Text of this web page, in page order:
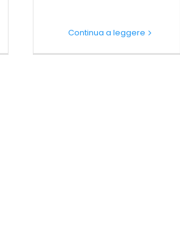
Continua a leggere